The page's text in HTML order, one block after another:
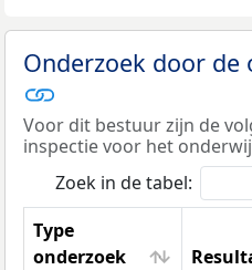
Onderzoek door de
Voor dit bestuur zijn de
inspectie voor het
Zoek in de tabel:
Type
onderzoek